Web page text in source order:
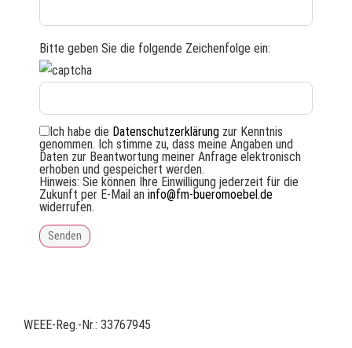
Bitte geben Sie die folgende Zeichenfolge ein:
Ich habe die Datenschutzerklärung zur Kenntnis
genommen. Ich stimme zu, dass meine Angaben und
Daten zur Beantwortung meiner Anfrage elektronisch
erhoben und gespeichert werden.
Hinweis: Sie können Ihre Einwilligung jederzeit für die
Zukunft per E-Mail an info@fm-bueromoebel.de
widerrufen.
WEEE-Reg.-Nr.: 33767945